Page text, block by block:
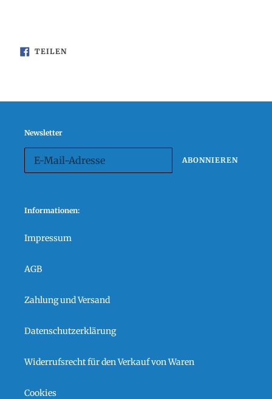
TEILENAUF
FACEBOOK
Newsletter
ABONNIEREN
Informationen:
Impressum
AGB
Zahlung und Versand
Datenschutzerklärung
Widerrufsrecht für den Verkauf von Waren
Cookies